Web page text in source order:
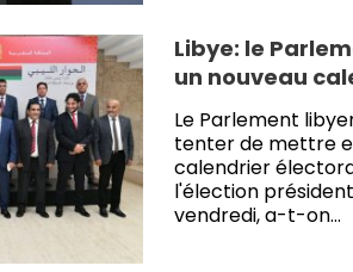
Libye: le
un nouveau
Le Parlement
tenter de mettre
calendrier
l'élection
vendredi, a-t-on…